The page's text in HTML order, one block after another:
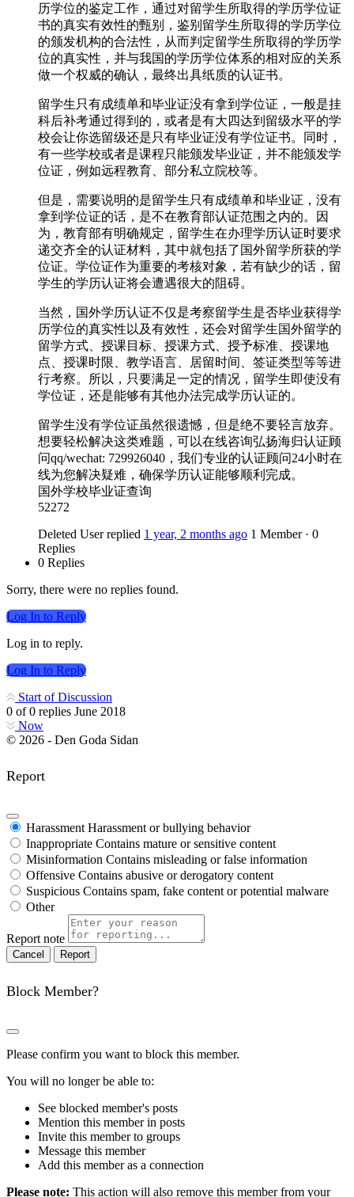
历学位的鉴定工作，通过对留学生所取得的学历学位证
书的真实有效性的甄别，鉴别留学生所取得的学历学位
的颁发机构的合法性，从而判定留学生所取得的学历学
位的真实性，并与我国的学历学位体系的相对应的关系
做一个权威的确认，最终出具纸质的认证书。
留学生只有成绩单和毕业证没有拿到学位证，一般是挂
科后补考通过得到的，或者是有大四达到留级水平的学
校会让你选留级还是只有毕业证没有学位证书。同时，
有一些学校或者是课程只能颁发毕业证，并不能颁发学
位证，例如远程教育、部分私立院校等。
但是，需要说明的是留学生只有成绩单和毕业证，没有
拿到学位证的话，是不在教育部认证范围之内的。因
为，教育部有明确规定，留学生在办理学历认证时要求
递交齐全的认证材料，其中就包括了国外留学所获的学
位证。学位证作为重要的考核对象，若有缺少的话，留
学生的学历认证将会遭遇很大的阻碍。
当然，国外学历认证不仅是考察留学生是否毕业获得学
历学位的真实性以及有效性，还会对留学生国外留学的
留学方式、授课目标、授课方式、授予标准、授课地
点、授课时限、教学语言、居留时间、签证类型等等进
行考察。所以，只要满足一定的情况，留学生即使没有
学位证，还是能够有其他办法完成学历认证的。
留学生没有学位证虽然很遗憾，但是绝不要轻言放弃。
想要轻松解决这类难题，可以在线咨询弘扬海归认证顾
问qq/wechat: 729926040，我们专业的认证顾问24小时在
线为您解决疑难，确保学历认证能够顺利完成。
国外学校毕业证查询
52272
Deleted User replied 1 year, 2 months ago 1 Member · 0
Replies
0 Replies
Sorry, there were no replies found.
Log In to Reply
Log in to reply.
Log In to Reply
Start of Discussion
0 of0 replies June 2018
Now
© 2026 - Den Goda Sidan
Report
Harassment Harassment or bullying behavior
Inappropriate Contains mature or sensitive content
Misinformation Contains misleading or false information
Offensive Contains abusive or derogatory content
Suspicious Contains spam, fake content or potential malware
Other
Report note
Report
Block Member?
Please confirm you want to block this member.
You will no longer be able to:
See blocked member's posts
Mention this member in posts
Invite this member to groups
Message this member
Add this member as a connection
Please note: This action will also remove this member from your